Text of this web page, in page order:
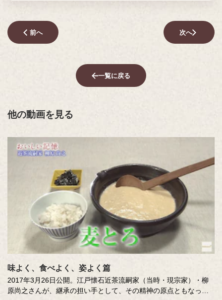
前へ 次へ
一覧に戻る
他の動画を見る
味よく、食べよく、姿よく篇
2017年3月26日公開。江戸懐石近茶流嗣家（当時・現宗家）・柳
原尚之さんが、継承の担い手として、その精神の原点ともなって